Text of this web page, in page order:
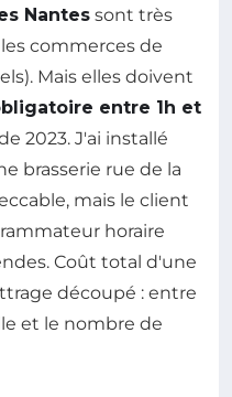
Nantes sont très
commerces de
Mais elles doivent
entre 1h et
2023. J'ai installé
brasserie rue de la
mais le client
horaire
Coût total d'une
découpé : entre
et le nombre de